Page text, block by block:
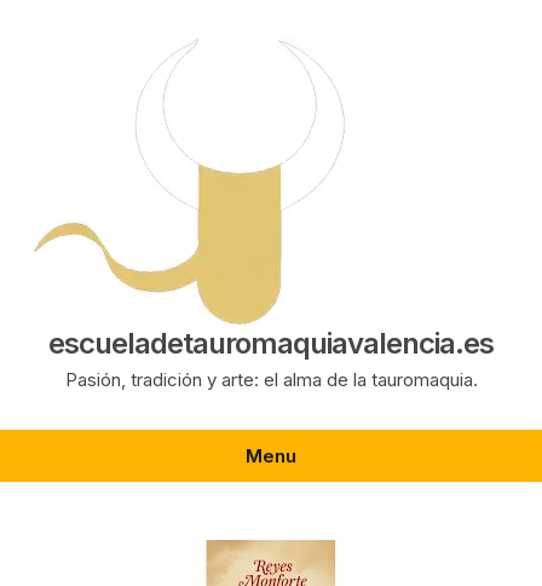
escueladetauromaquiavalencia.es
Pasión, tradición y arte: el alma de la tauromaquia.
Menu